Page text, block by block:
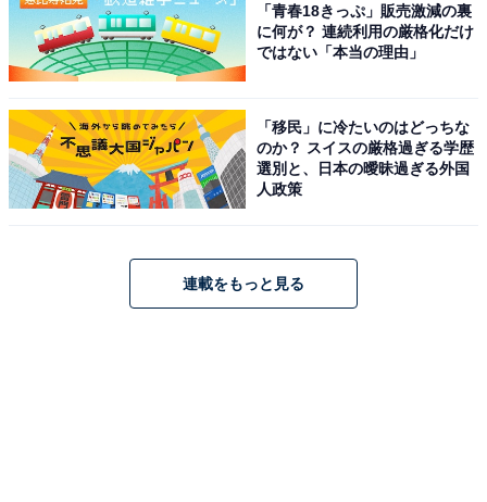
「青春18きっぷ」販売激減の裏
に何が？ 連続利用の厳格化だけ
ではない「本当の理由」
「移民」に冷たいのはどっちな
のか？ スイスの厳格過ぎる学歴
選別と、日本の曖昧過ぎる外国
人政策
連載をもっと見る